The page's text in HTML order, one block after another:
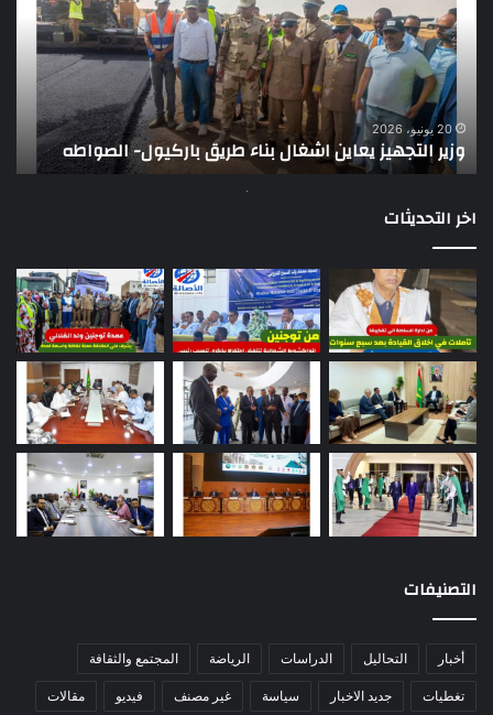
اشغال
بناء
طريق
باركيول-
الصواطه
20 يونيو، 2026
وزير التجهيز يعاين اشغال بناء طريق باركيول- الصواطه
اخر التحديثات
التصنيفات
أخبار التحاليل الدراسات الرياضة المجتمع والثقافة
تغطيات جديد الاخبار سياسة غير مصنف فيديو مقالات